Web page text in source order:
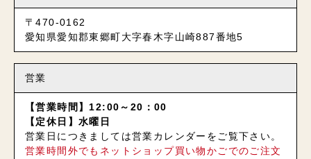
〒470-0162
愛知県愛知郡東郷町大字春木字山崎887番地5
営業
【営業時間】12:00～20：00
【定休日】水曜日
営業日につきましては営業カレンダーをご覧下さい。
営業時間外でもネットショップ買い物かごでのご注文